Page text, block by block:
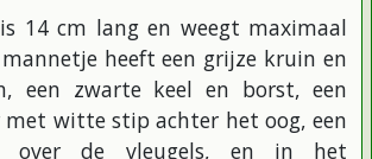
14 cm lang en weegt maximaal
heeft een grijze kruin en
een zwarte keel en borst, een
met witte stip achter het oog, een
over de vleugels, en in het